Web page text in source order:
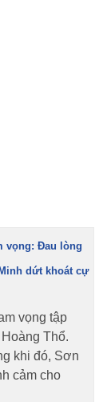
vọng: Đau lòng
dứt khoát cự
vọng tập
Thổ.
khi đó, Sơn
cảm cho